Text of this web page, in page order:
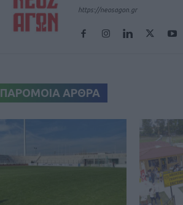
https://neosagon.gr
ΠΑΡΟΜΟΙΑ ΑΡΘΡΑ